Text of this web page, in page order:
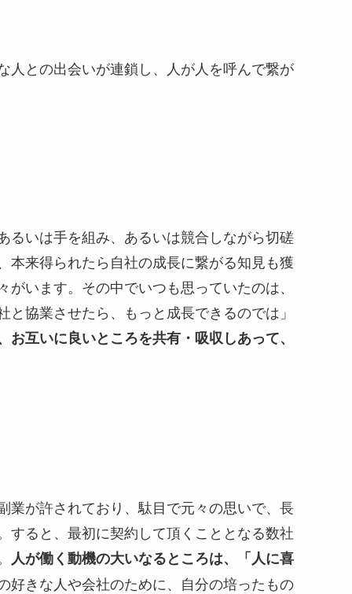
人との出会いが連鎖し、人が人を呼んで繋が
るいは手を組み、あるいは競合しながら切磋
本来得られたら自社の成長に繋がる知見も獲
います。その中でいつも思っていたのは、
協業させたら、もっと成長できるのでは」
互いに良いところを共有・吸収しあって、
業が許されており、駄目で元々の思いで、長
すると、最初に契約して頂くこととなる数社
人が働く動機の大いなるところは、「人に喜
好きな人や会社のために、自分の培ったもの